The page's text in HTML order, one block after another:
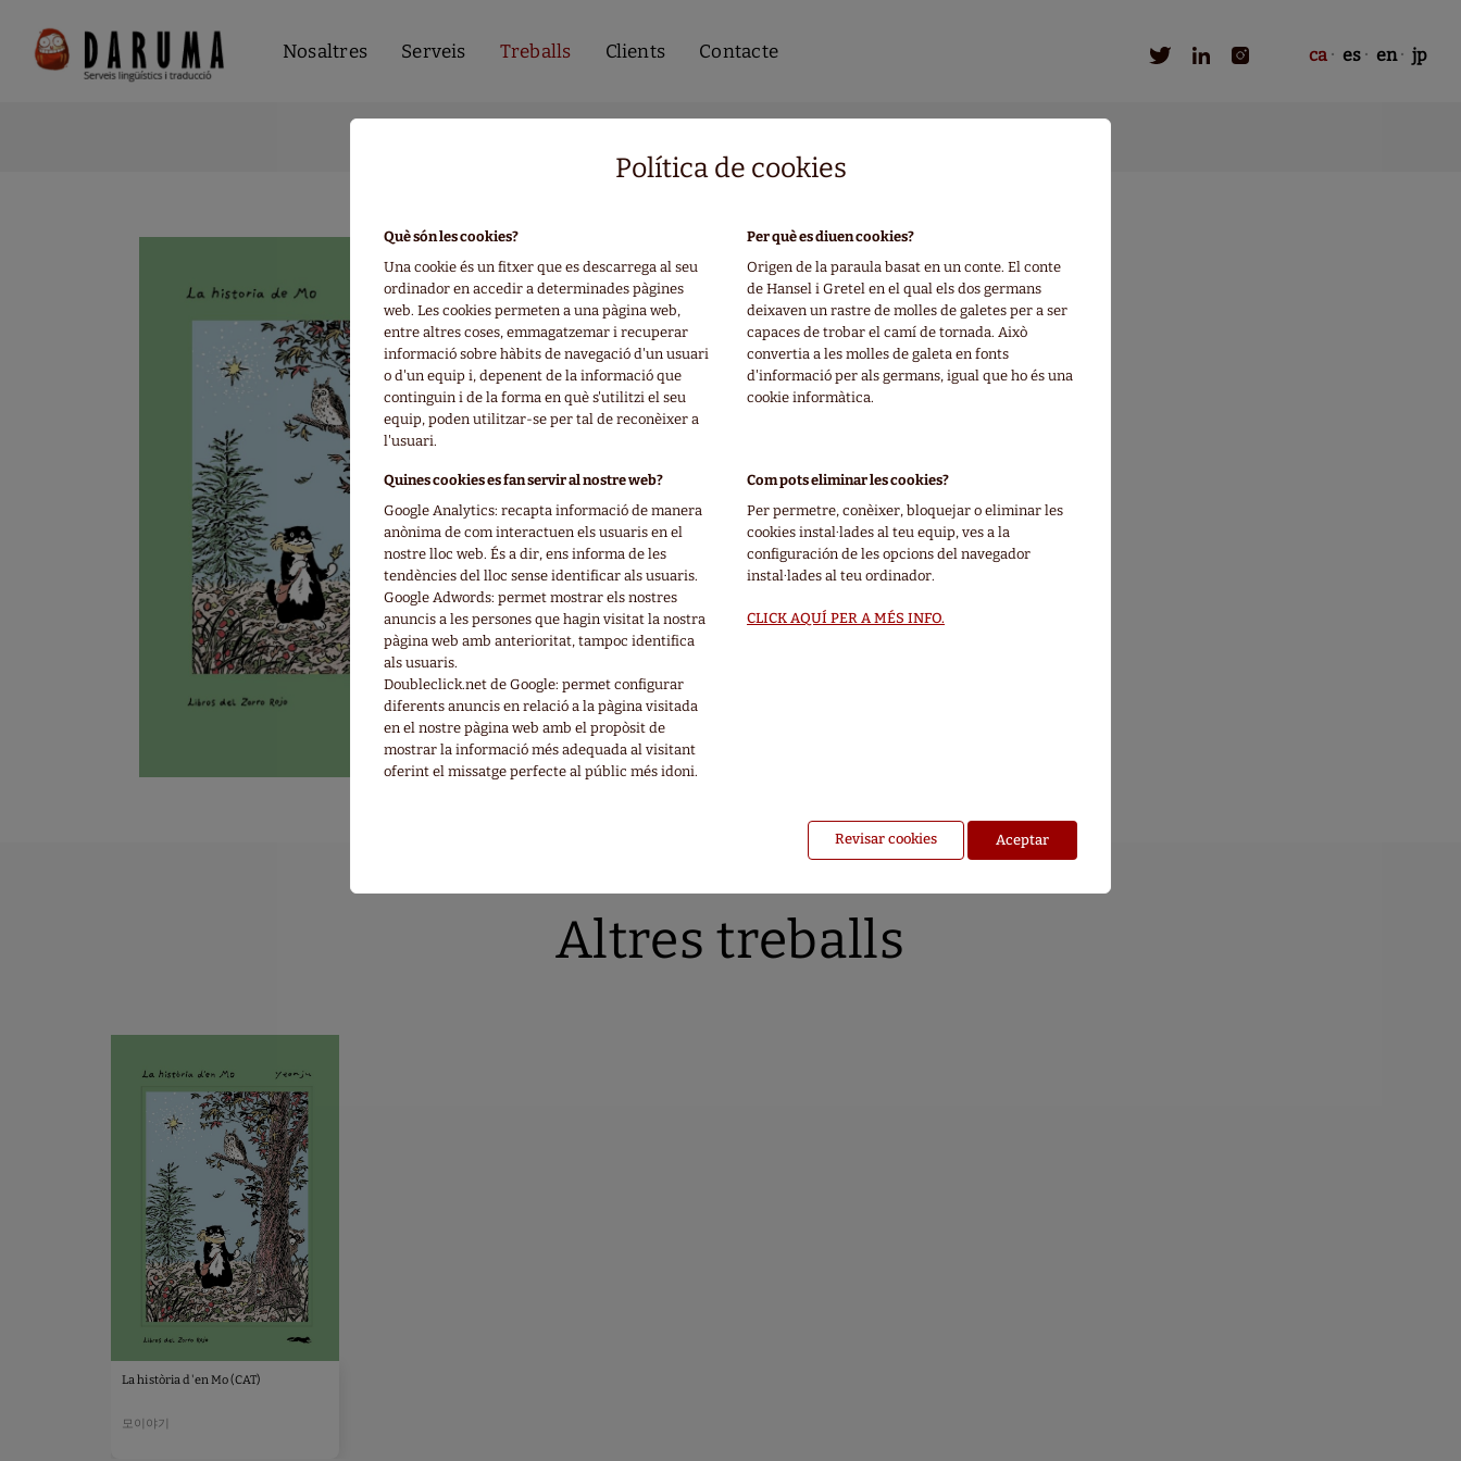
Nosaltres Serveis Treballs Clients Contacte ca es en jp
La historia de Mo
모이야기
· Autor:Yeonju Choi
· Empresa VT:Libros del Zorro Rojo
· Traducció:Yasmine Bonjoch
· Núm. de volums/episodis:1
· Idioma original:Coreà
· Idioma traducció:Espanyol
· Estat actual:Acabada
Altres treballs
La història d'en Mo (CAT)
모이야기
Política de cookies
Què són les cookies?
Una cookie és un fitxer que es descarrega al seu
ordinador en accedir a determinades pàgines
web. Les cookies permeten a una pàgina web,
entre altres coses, emmagatzemar i recuperar
informació sobre hàbits de navegació d'un usuari
o d'un equip i, depenent de la informació que
continguin i de la forma en què s'utilitzi el seu
equip, poden utilitzar-se per tal de reconèixer a
l'usuari.
Per què es diuen cookies?
Origen de la paraula basat en un conte. El conte
de Hansel i Gretel en el qual els dos germans
deixaven un rastre de molles de galetes per a ser
capaces de trobar el camí de tornada. Això
convertia a les molles de galeta en fonts
d'informació per als germans, igual que ho és una
cookie informàtica.
Quines cookies es fan servir al nostre web?
Google Analytics: recapta informació de manera
anònima de com interactuen els usuaris en el
nostre lloc web. És a dir, ens informa de les
tendències del lloc sense identificar als usuaris.
Google Adwords: permet mostrar els nostres
anuncis a les persones que hagin visitat la nostra
pàgina web amb anterioritat, tampoc identifica
als usuaris.
Doubleclick.net de Google: permet configurar
diferents anuncis en relació a la pàgina visitada
en el nostre pàgina web amb el propòsit de
mostrar la informació més adequada al visitant
oferint el missatge perfecte al públic més idoni.
Com pots eliminar les cookies?
Per permetre, conèixer, bloquejar o eliminar les
cookies instal·lades al teu equip, ves a la
configuración de les opcions del navegador
instal·lades al teu ordinador.
CLICK AQUÍ PER A MÉS INFO.
Revisar cookies